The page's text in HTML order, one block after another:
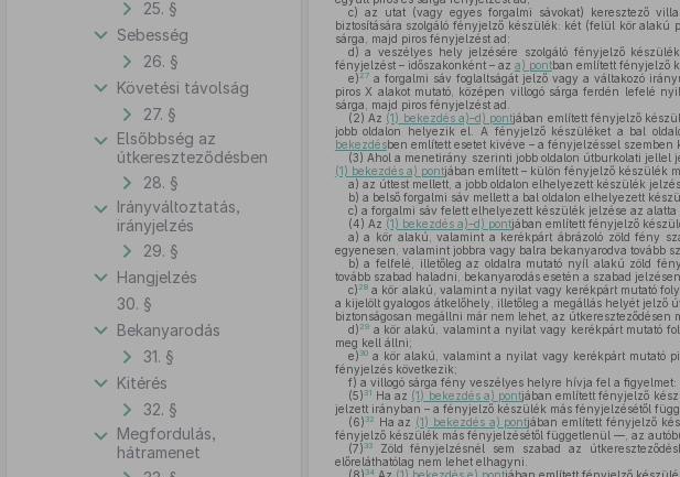
25. §
Sebesség
26. §
Követési távolság
27. §
Elsőbbség az
útkereszteződésben
28. §
Irányváltoztatás,
irányjelzés
29. §
Hangjelzés
30. §
Bekanyarodás
31. §
Kitérés
32. §
Megfordulás,
hátramenet
c) az utat (vagy egyes forgalmi sávokat) keresztező
biztosítására szolgáló fényjelző készülék: két (felül kör alakú
sárga, majd piros fényjelzést ad;
d) a veszélyes hely jelzésére szolgáló fényjelző
fényjelzést – időszakonként – az a) pontban említett fényjelző
e) 27a forgalmi sáv foglaltságát jelző vagy a váltakozó
piros X alakot mutató, középen villogó sárga ferdén lefelé
sárga, majd piros fényjelzést ad.
(2) Az (1) bekezdés a)–d) pontjában említett fényjelző
jobb oldalon helyezik el. A fényjelző készüléket a bal
bekezdésben említett esetet kivéve – a fényjelzéssel szemben
(3) Ahol a menetirány szerinti jobb oldalon útburkolati jellel
(1) bekezdés a) pontjában említett – külön fényjelző készülék
a) az úttest mellett, a jobb oldalon elhelyezett készülék
b) a belső forgalmi sáv mellett a bal oldalon elhelyezett
c) a forgalmi sáv felett elhelyezett készülék jelzése az
(4) Az (1) bekezdés a)–d) pontjában említett fényjelző
a) a kör alakú, valamint a kerékpárt ábrázoló zöld fény
egyenesen, valamint jobbra vagy balra bekanyarodva tovább
b) a felfelé, illetőleg az oldalra mutató nyíl alakú zöld
tovább szabad haladni, bekanyarodás esetén a szabad
c) 28a kör alakú, valamint a nyilat vagy kerékpárt mutató
a kijelölt gyalogos átkelőhely, illetőleg a megállás helyét
biztonságosan megállni már nem lehet, az útkereszteződésen
d) 29a kör alakú, valamint a nyilat vagy kerékpárt mutató
meg kell állni;
e) 30a kör alakú, valamint a nyilat vagy kerékpárt mutató
fényjelzés következik;
f) a villogó sárga fény veszélyes helyre hívja fel a figyelmet:
(5) 31 Ha az (1) bekezdés a) pontjában említett fényjelző
jelzett irányban – a fényjelző készülék más fényjelzésétől
(6) 32 Ha az (1) bekezdés a) pontjában említett fényjelző
fényjelző készülék más fényjelzésétől függetlenül —, az
(7) 33Zöld fényjelzésnél sem szabad az
előreláthatólag nem lehet elhagyni.
34